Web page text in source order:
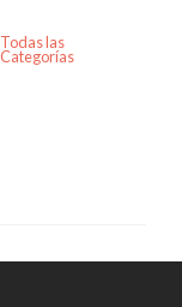
Todas las
Categorías